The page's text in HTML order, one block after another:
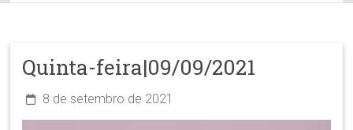
–
Luz
Arquidiocese
Quinta-feira|09/09/2021
8 de setembro de 2021